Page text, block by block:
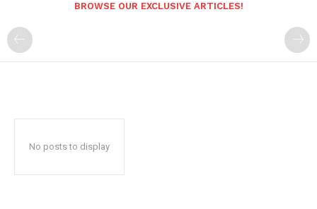
BROWSE OUR EXCLUSIVE ARTICLES!
No posts to display